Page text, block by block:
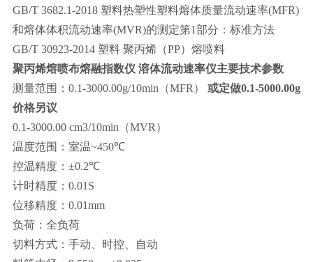
GB/T 3682.1-2018 塑料热塑性塑料熔体质量流动速率(MFR)
和熔体体积流动速率(MVR)的测定第1部分：标准方法
GB/T 30923-2014 塑料 聚丙烯（PP）熔喷料
聚丙烯熔喷布熔融指数仪 溶体流动速率仪主要技术参数
测量范围： 0.1-3000.00g/10min （MFR）
或定做0.1-5000.00g
价格另议
0.1-3000.00 cm3/10min （MVR ）
温度范围：室温~450℃
控温精度： ±0.2℃
计时精度： 0.01S
位移精度： 0.01mm
负荷：全负荷
切料方式：手动、时控、自动